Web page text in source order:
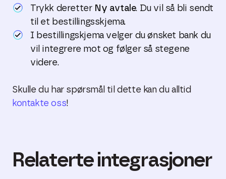
Trykk deretter Ny avtale. Du vil så bli sendt
til et bestillingsskjema.
I bestillingskjema velger du ønsket bank du
vil integrere mot og følger så stegene
videre.
Skulle du har spørsmål til dette kan du alltid
kontakte oss!
Relaterte integrasjoner